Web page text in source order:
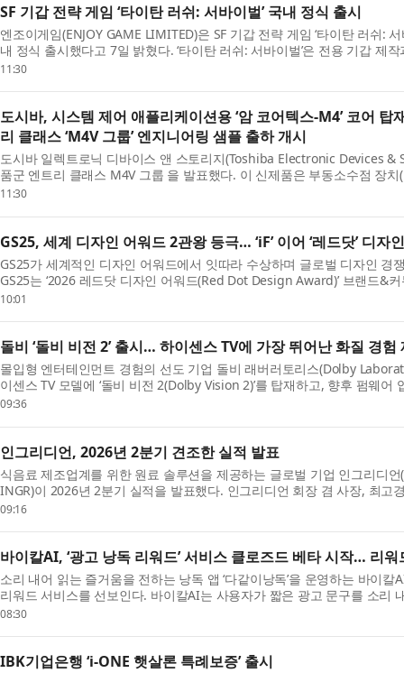
SF 기갑 전략 게임 ‘타이탄 러쉬: 서바이벌’ 국내 정식 출시
엔조이게임(ENJOY GAME LIMITED)은 SF 기갑 전략 게임 ‘타이탄 러쉬:
내 정식 출시했다고 7일 밝혔다. ‘타이탄 러쉬: 서바이벌’은 전용 기갑 제
11:30
도시바, 시스템 제어 애플리케이션용 ‘암 코어텍스-M4’ 코어
리 클래스 ‘M4V 그룹’ 엔지니어링 샘플 출하 개시
도시바 일렉트로닉 디바이스 앤 스토리지(Toshiba Electronic Devices
품군 엔트리 클래스 M4V 그룹 을 발표했다. 이 신제품은 부동소수점 장
11:30
GS25, 세계 디자인 어워드 2관왕 등극… ‘iF’ 이어 ‘레드닷’ 디자
GS25가 세계적인 디자인 어워드에서 잇따라 수상하며 글로벌 디자인 경
GS25는 ‘2026 레드닷 디자인 어워드(Red Dot Design Award)’ 브랜드&
10:01
돌비 ‘돌비 비전 2’ 출시… 하이센스 TV에 가장 뛰어난 화질 경험
몰입형 엔터테인먼트 경험의 선도 기업 돌비 래버러토리스(Dolby
이센스 TV 모델에 ‘돌비 비전 2(Dolby Vision 2)’를 탑재하고, 향후 펌웨어
09:36
인그리디언, 2026년 2분기 견조한 실적 발표
식음료 제조업계를 위한 원료 솔루션을 제공하는 글로벌 기업 인그리
INGR)이 2026년 2분기 실적을 발표했다. 인그리디언 회장 겸 사장, 최고
09:16
바이칼AI, ‘광고 낭독 리워드’ 서비스 클로즈드 베타 시작… 리
소리 내어 읽는 즐거움을 전하는 낭독 앱 ‘다같이낭독’을 운영하는 바이
리워드 서비스를 선보인다. 바이칼AI는 사용자가 짧은 광고 문구를 소리
08:30
IBK기업은행 ‘i-ONE 햇살론 특례보증’ 출시